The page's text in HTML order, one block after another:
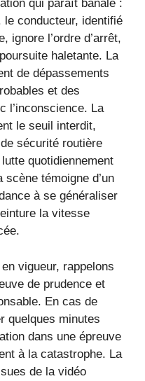
qui paraît banale :
le conducteur, identifié
ignore l’ordre d’arrêt,
haletante. La
de dépassements
et des
l’inconscience. La
le seuil interdit,
sécurité routière
quotidiennement
témoigne d’un
à se généraliser
la vitesse
vigueur, rappelons
de prudence et
En cas de
quelques minutes
dans une épreuve
à la catastrophe. La
de la vidéo